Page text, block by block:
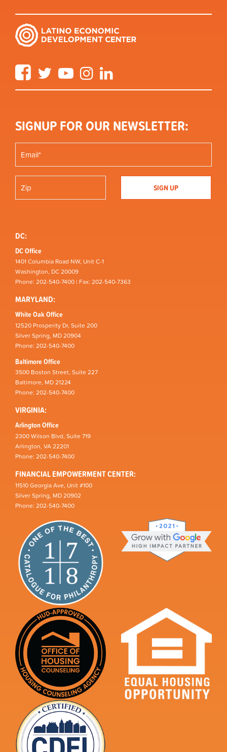
FacebookTwitter YouTube Instagram
SIGNUP FOR OUR NEWSLETTER:
DC:
DC Office
1401 Columbia Road NW, Unit C-1
Washington, DC 20009
Phone: 202-540-7400 | Fax: 202-540-7363
MARYLAND:
White Oak Office
12520 Prosperity Dr, Suite 200
Silver Spring, MD 20904
Phone: 202-540-7400
Baltimore Office
3500 Boston Street, Suite 227
Baltimore, MD 21224
Phone: 202-540-7400
VIRGINIA:
Arlington Office
2300 Wilson Blvd, Suite 719
Arlington, VA 22201
Phone: 202-540-7400
FINANCIAL EMPOWERMENT CENTER:
11510 Georgia Ave, Unit #100
Silver Spring, MD 20902
Phone: 202-540-7400